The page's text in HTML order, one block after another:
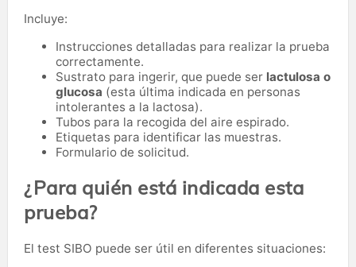
Incluye:
Instrucciones detalladas para realizar la prueba
correctamente.
Sustrato para ingerir, que puede ser lactulosa o
glucosa (esta última indicada en personas
intolerantes a la lactosa).
Tubos para la recogida del aire espirado.
Etiquetas para identificar las muestras.
Formulario de solicitud.
¿Para quién está indicada esta
prueba?
El test SIBO puede ser útil en diferentes situaciones: